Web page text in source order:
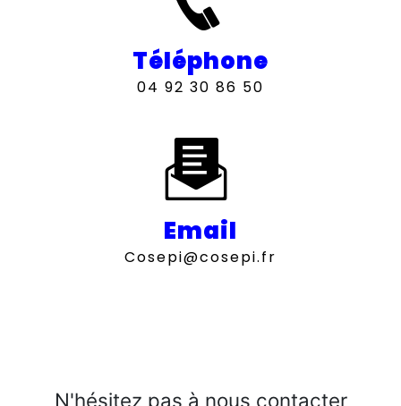
Téléphone
04 92 30 86 50
Email
cosepi@cosepi.fr
N'hésitez pas à nous contacter